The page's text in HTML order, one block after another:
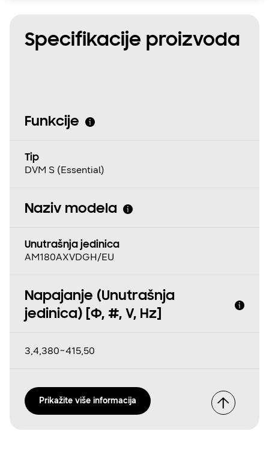
Specifikacije proizvoda
Funkcije
Tip
DVM S (Essential)
Naziv modela
Unutrašnja jedinica
AM180AXVDGH/EU
Napajanje (Unutrašnja
jedinica) [Φ, #, V, Hz]
3,4,380~415,50
Prikažite više informacija